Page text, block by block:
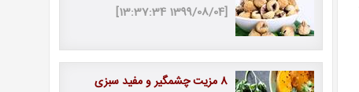
[1399/08/04 13:37:34]
8 مزیت چشمگیر و مفید سبزی